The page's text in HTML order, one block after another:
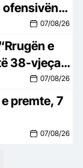
ofensivën
07/08/26
e
38-vjeçari
07/08/26
premte, 7
07/08/26